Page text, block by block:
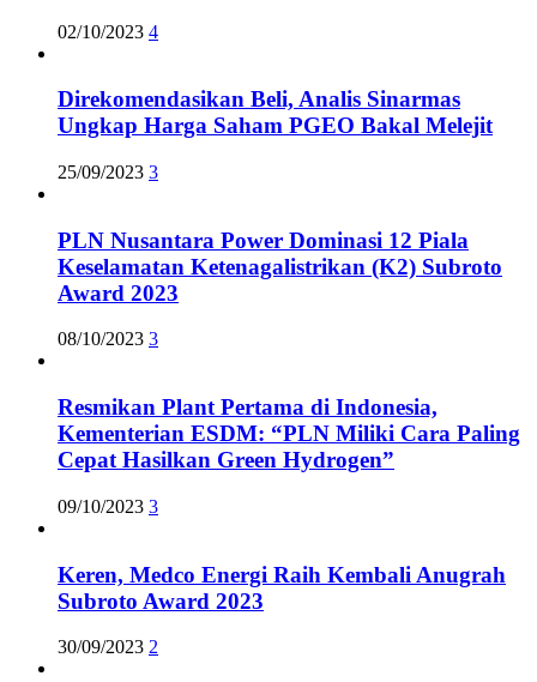
02/10/2023 4
Direkomendasikan Beli, Analis Sinarmas
Ungkap Harga Saham PGEO Bakal Melejit
25/09/2023 3
PLN Nusantara Power Dominasi 12 Piala
Keselamatan Ketenagalistrikan (K2) Subroto
Award 2023
08/10/2023 3
Resmikan Plant Pertama di Indonesia,
Kementerian ESDM: “PLN Miliki Cara Paling
Cepat Hasilkan Green Hydrogen”
09/10/2023 3
Keren, Medco Energi Raih Kembali Anugrah
Subroto Award 2023
30/09/2023 2